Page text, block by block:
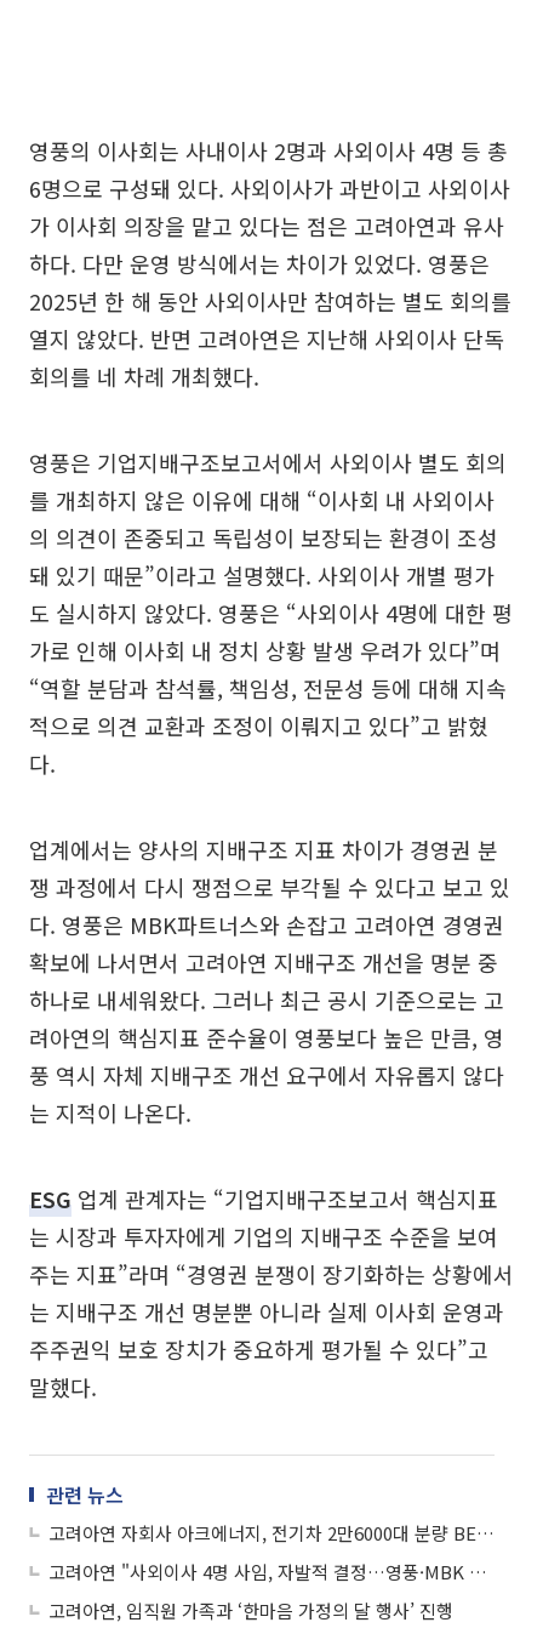
영풍의 이사회는 사내이사 2명과 사외이사 4명 등 총
6명으로 구성돼 있다. 사외이사가 과반이고 사외이사
가 이사회 의장을 맡고 있다는 점은 고려아연과 유사
하다. 다만 운영 방식에서는 차이가 있었다. 영풍은
2025년 한 해 동안 사외이사만 참여하는 별도 회의를
열지 않았다. 반면 고려아연은 지난해 사외이사 단독
회의를 네 차례 개최했다.
영풍은 기업지배구조보고서에서 사외이사 별도 회의
를 개최하지 않은 이유에 대해 “이사회 내 사외이사
의 의견이 존중되고 독립성이 보장되는 환경이 조성
돼 있기 때문”이라고 설명했다. 사외이사 개별 평가
도 실시하지 않았다. 영풍은 “사외이사 4명에 대한 평
가로 인해 이사회 내 정치 상황 발생 우려가 있다”며
“역할 분담과 참석률, 책임성, 전문성 등에 대해 지속
적으로 의견 교환과 조정이 이뤄지고 있다”고 밝혔
다.
업계에서는 양사의 지배구조 지표 차이가 경영권 분
쟁 과정에서 다시 쟁점으로 부각될 수 있다고 보고 있
다. 영풍은 MBK파트너스와 손잡고 고려아연 경영권
확보에 나서면서 고려아연 지배구조 개선을 명분 중
하나로 내세워왔다. 그러나 최근 공시 기준으로는 고
려아연의 핵심지표 준수율이 영풍보다 높은 만큼, 영
풍 역시 자체 지배구조 개선 요구에서 자유롭지 않다
는 지적이 나온다.
ESG 업계 관계자는 “기업지배구조보고서 핵심지표
는 시장과 투자자에게 기업의 지배구조 수준을 보여
주는 지표”라며 “경영권 분쟁이 장기화하는 상황에서
는 지배구조 개선 명분뿐 아니라 실제 이사회 운영과
주주권익 보호 장치가 중요하게 평가될 수 있다”고
말했다.
관련 뉴스
고려아연 자회사 아크에너지, 전기차 2만6000대 분량 BESS 건설
고려아연 "사외이사 4명 사임, 자발적 결정…영풍·MBK 사실 왜곡 유감"
고려아연, 임직원 가족과 ‘한마음 가정의 달 행사’ 진행